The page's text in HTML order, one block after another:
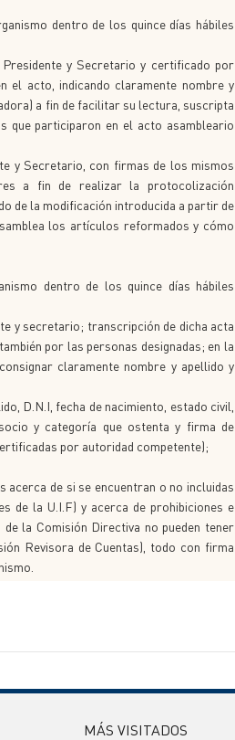
dentro de los quince días hábiles
y Secretario y certificado por
el acto, indicando claramente nombre y
a fin de facilitar su lectura, suscripta
que participaron en el acto asambleario
y Secretario, con firmas de los mismos
a fin de realizar la protocolización
de la modificación introducida a partir de
los artículos reformados y cómo
dentro de los quince días hábiles
y secretario; transcripción de dicha acta
por las personas designadas; en la
claramente nombre y apellido y
D.N.I, fecha de nacimiento, estado civil,
y categoría que ostenta y firma de
por autoridad competente);
acerca de si se encuentran o no incluidas
de la U.I.F) y acerca de prohibiciones e
la Comisión Directiva no pueden tener
Revisora de Cuentas), todo con firma
MÁS VISITADOS